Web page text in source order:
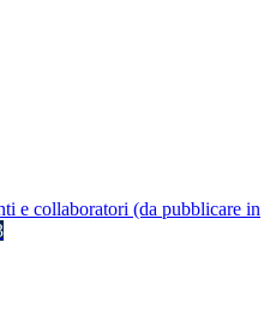
e collaboratori (da pubblicare in